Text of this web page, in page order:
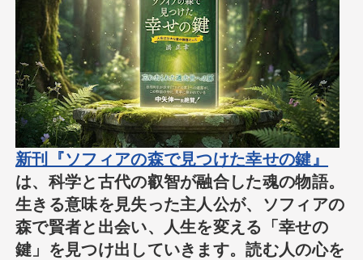
新刊『ソフィアの森で見つけた幸せの鍵』
は、科学と古代の叡智が融合した魂の物語。
生きる意味を見失った主人公が、ソフィアの
森で賢者と出会い、人生を変える「幸せの
鍵」を見つけ出していきます。読む人の心を